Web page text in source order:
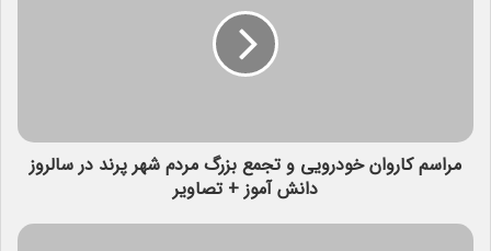
مراسم کاروان خودرویی و تجمع بزرگ مردم شهر پرند در سالروز
دانش آموز + تصاویر